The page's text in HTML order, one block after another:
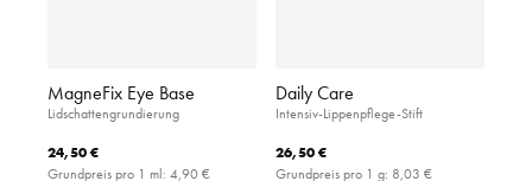
MagneFix Eye Base
Lidschattengrundierung
24,50 €
Grundpreis pro 1 ml: 4,90 €
Daily Care
Intensiv-Lippenpflege-Stift
26,50 €
Grundpreis pro 1 g: 8,03 €